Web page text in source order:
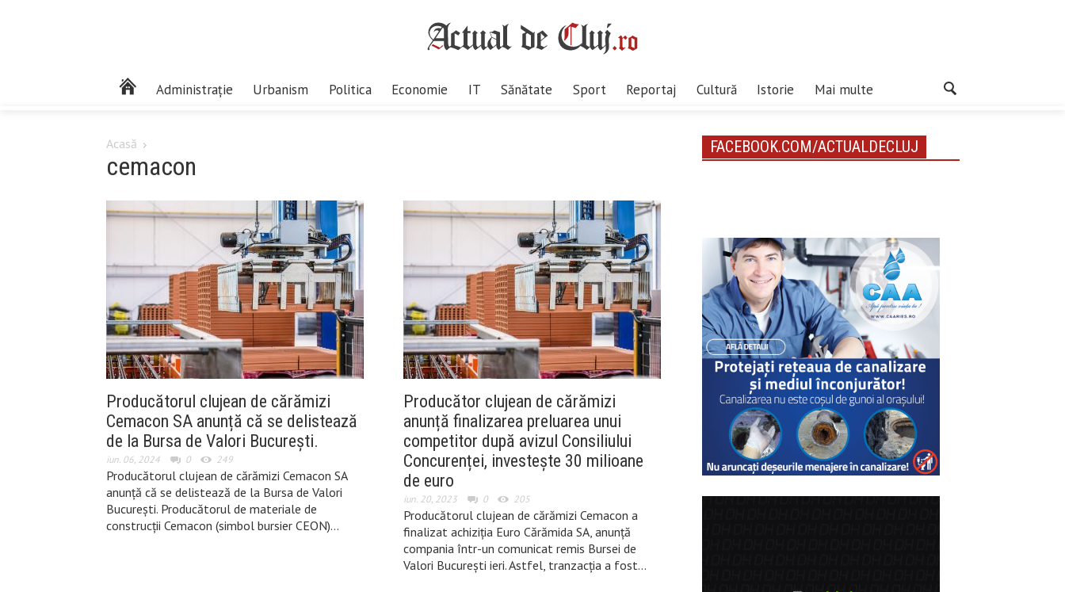
Administrație Urbanism Politica Economie IT Sănătate Sport Reportaj Cultură Istorie Mai multe
Acasă
cemacon
Producătorul clujean de cărămizi
Cemacon SA anunță că se delistează
de la Bursa de Valori București.
iun. 06, 2024 0 249
Producătorul clujean de cărămizi Cemacon SA
anunță că se delistează de la Bursa de Valori
București. Producătorul de materiale de
construcţii Cemacon (simbol bursier CEON)…
Producător clujean de cărămizi
anunță finalizarea preluarea unui
competitor după avizul Consiliului
Concurenței, investește 30 milioane
de euro
iun. 20, 2023 0 205
Producătorul clujean de cărămizi Cemacon a
finalizat achiziția Euro Cărămida SA, anunță
compania într-un comunicat remis Bursei de
Valori București ieri. Astfel, tranzacția a fost…
FACEBOOK.COM/ACTUALDECLUJ